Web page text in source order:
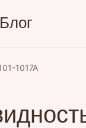
Блог
1017A